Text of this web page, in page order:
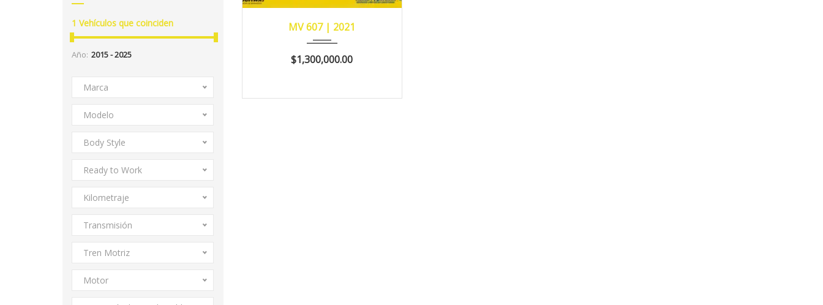
1 Vehículos que coinciden
Año:
Marca
Modelo
Body Style
Ready to Work
Kilometraje
Transmisión
Tren Motriz
Motor
2021 304,820
MV 607 | 2021
$1,300,000.00